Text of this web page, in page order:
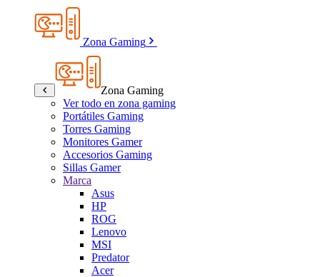
Zona Gaming
Zona Gaming
Ver todo en zona gaming
Portátiles Gaming
Torres Gaming
Monitores Gamer
Accesorios Gaming
Sillas Gamer
Marca
Asus
HP
ROG
Lenovo
MSI
Predator
Acer